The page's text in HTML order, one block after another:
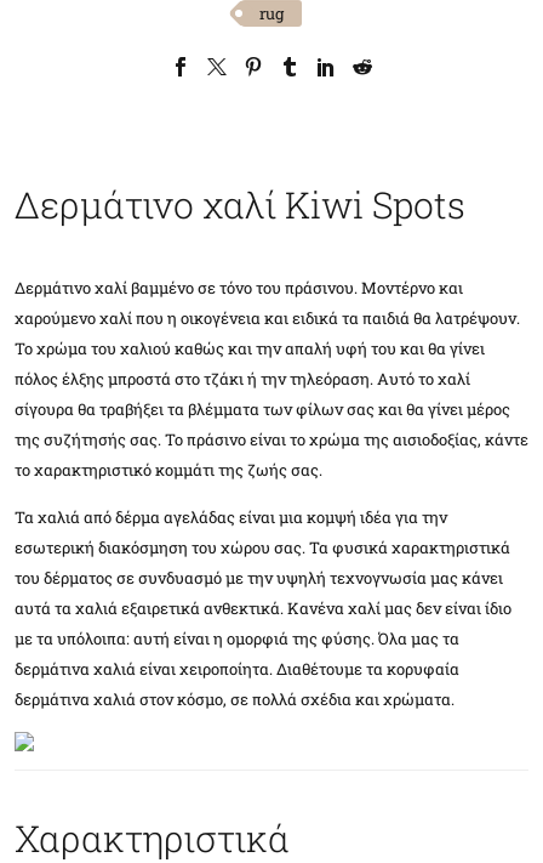
rug
Δερμάτινο χαλί Kiwi Spots
Δερμάτινο χαλί βαμμένο σε τόνο του πράσινου. Μοντέρνο και
χαρούμενο χαλί που η οικογένεια και ειδικά τα παιδιά θα λατρέψουν.
Το χρώμα του χαλιού καθώς και την απαλή υφή του και θα γίνει
πόλος έλξης μπροστά στο τζάκι ή την τηλεόραση. Αυτό το χαλί
σίγουρα θα τραβήξει τα βλέμματα των φίλων σας και θα γίνει μέρος
της συζήτησής σας. Το πράσινο είναι το χρώμα της αισιοδοξίας, κάντε
το χαρακτηριστικό κομμάτι της ζωής σας.
Τα χαλιά από δέρμα αγελάδας είναι μια κομψή ιδέα για την
εσωτερική διακόσμηση του χώρου σας. Τα φυσικά χαρακτηριστικά
του δέρματος σε συνδυασμό με την υψηλή τεχνογνωσία μας κάνει
αυτά τα χαλιά εξαιρετικά ανθεκτικά. Κανένα χαλί μας δεν είναι ίδιο
με τα υπόλοιπα: αυτή είναι η ομορφιά της φύσης. Όλα μας τα
δερμάτινα χαλιά είναι χειροποίητα. Διαθέτουμε τα κορυφαία
δερμάτινα χαλιά στον κόσμο, σε πολλά σχέδια και χρώματα.
Χαρακτηριστικά